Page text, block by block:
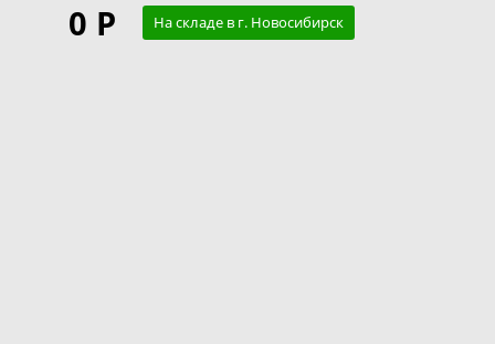
0 Р На складе в г. Новосибирск